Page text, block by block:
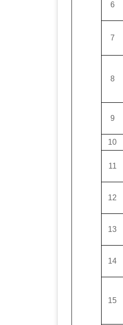
6
7
8
9
10
11
12
13
14
15